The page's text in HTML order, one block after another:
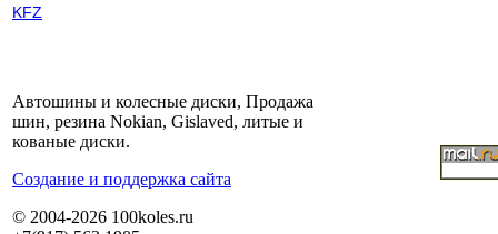
KFZ
Автошины и колесные диски, Продажа
шин, резина Nokian, Gislaved, литые и
кованые диски.
Cоздание и поддержка сайта
© 2004-2026 100koles.ru